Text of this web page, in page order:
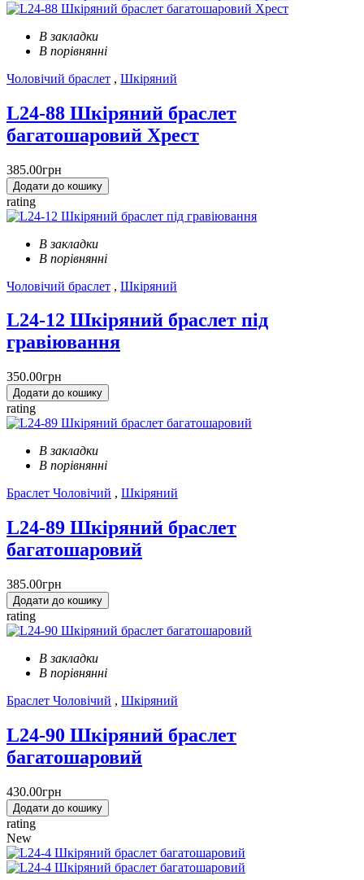
В закладки
В порівнянні
Чоловічий браслет , Шкіряний
L24-88 Шкіряний браслет
багатошаровий Хрест
385.00грн
Додати до кошику
rating
В закладки
В порівнянні
Чоловічий браслет , Шкіряний
L24-12 Шкіряний браслет під
гравіювання
350.00грн
Додати до кошику
rating
В закладки
В порівнянні
Браслет Чоловічий , Шкіряний
L24-89 Шкіряний браслет
багатошаровий
385.00грн
Додати до кошику
rating
В закладки
В порівнянні
Браслет Чоловічий , Шкіряний
L24-90 Шкіряний браслет
багатошаровий
430.00грн
Додати до кошику
rating
New